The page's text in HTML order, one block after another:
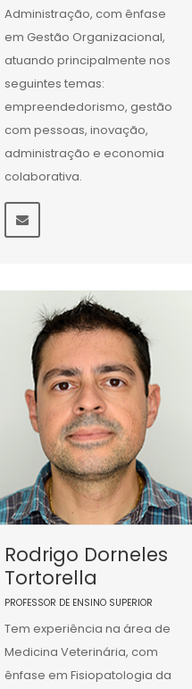
Administração, com ênfase
em Gestão Organizacional,
atuando principalmente nos
seguintes temas:
empreendedorismo, gestão
com pessoas, inovação,
administração e economia
colaborativa.
Rodrigo Dorneles
Tortorella
PROFESSOR DE ENSINO SUPERIOR
Tem experiência na área de
Medicina Veterinária, com
ênfase em Fisiopatologia da